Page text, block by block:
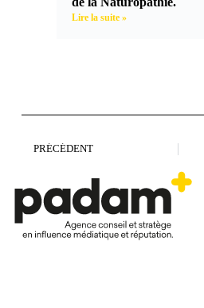
Lire la suite »
PRÉCÉDENT